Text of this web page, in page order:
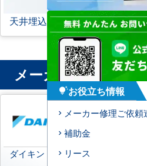
天井埋込ダクト形
メーカー から業
ダイキン
tips_and_updatesお役立ち情報
メーカー修理ご依頼
補助金
リース